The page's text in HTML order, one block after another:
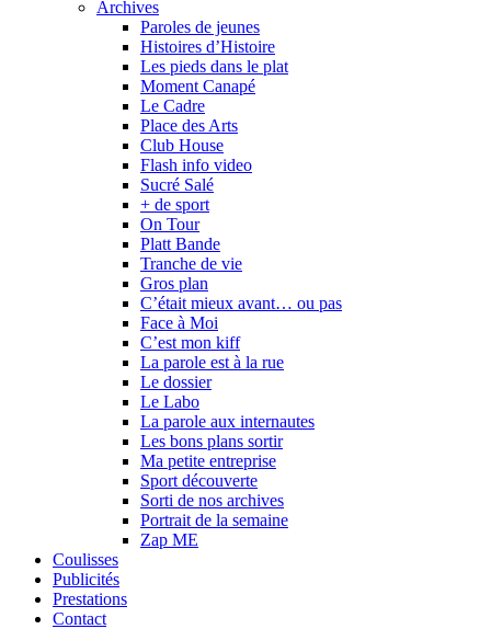
Archives
Paroles de jeunes
Histoires d’Histoire
Les pieds dans le plat
Moment Canapé
Le Cadre
Place des Arts
Club House
Flash info video
Sucré Salé
+ de sport
On Tour
Platt Bande
Tranche de vie
Gros plan
C’était mieux avant… ou pas
Face à Moi
C’est mon kiff
La parole est à la rue
Le dossier
Le Labo
La parole aux internautes
Les bons plans sortir
Ma petite entreprise
Sport découverte
Sorti de nos archives
Portrait de la semaine
Zap ME
Coulisses
Publicités
Prestations
Contact